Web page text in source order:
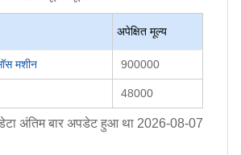
अपेक्षित मूल्य
मशीन 900000
48000
अंतिम बार अपडेट हुआ था 2026-08-07